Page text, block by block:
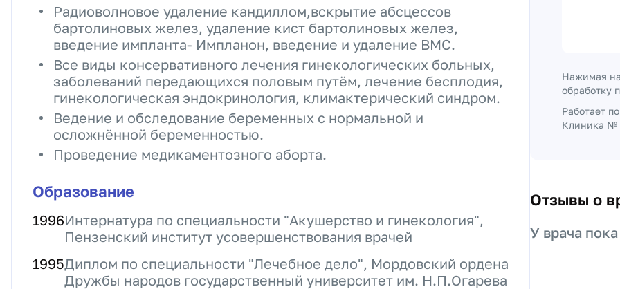
Радиоволновое удаление кандиллом,вскрытие абсцессов
бартолиновых желез, удаление кист бартолиновых желез,
введение импланта- Импланон, введение и удаление ВМС.
Все виды консервативного лечения гинекологических больных,
заболеваний передающихся половым путём, лечение бесплодия,
гинекологическая эндокринология, климактерический синдром.
Ведение и обследование беременных с нормальной и
осложнённой беременностью.
Проведение медикаментозного аборта.
Образование
1996Интернатура по специальности "Акушерство и гинекология",
Пензенский институт усовершенствования врачей
1995Диплом по специальности "Лечебное дело", Мордовский ордена
Дружбы народов государственный университет им. Н.П.Огарева
Нажимая
обработку
Работает
Клиника №
Отзывы о
У врача